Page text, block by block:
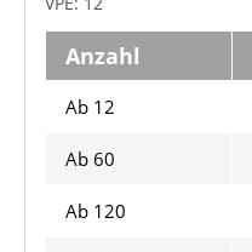
Anzahl
Ab 12
Ab 60
Ab 120